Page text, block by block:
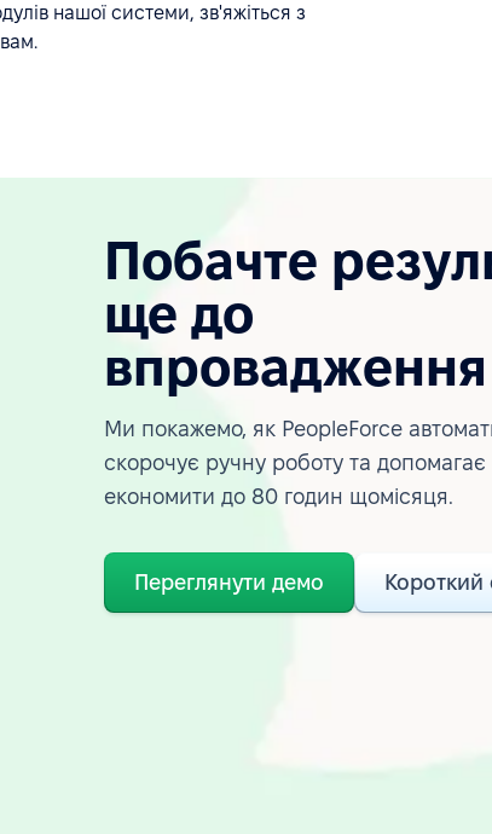
нашої системи, зв'яжіться з
Побачте
ще до
впровадження
Ми покажемо, як PeopleForce
скорочує ручну роботу та
економити до 80 годин щомісяця.
Переглянути демо Короткий